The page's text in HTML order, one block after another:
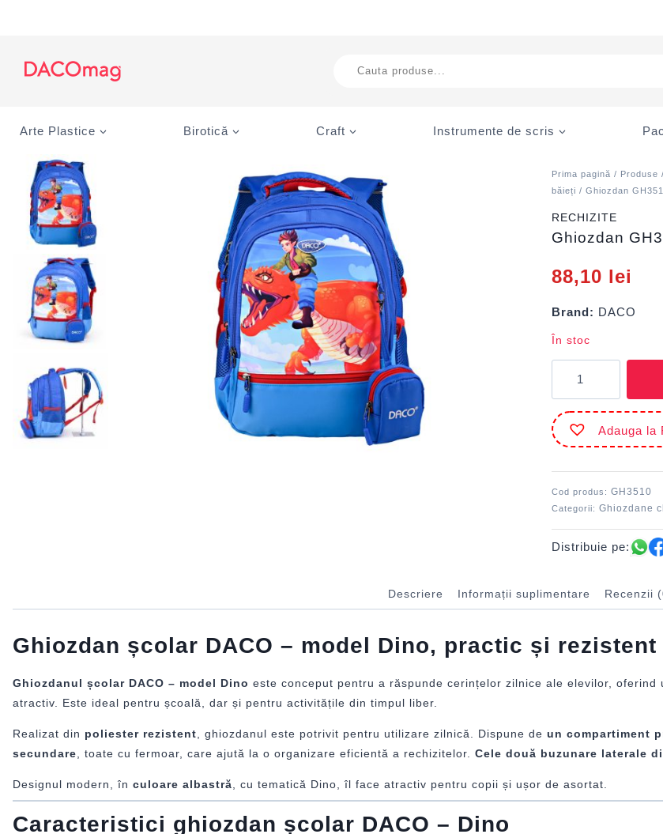
search
Arte Plastice Birotică Craft Instrumente de scris
Prima pagină / Produse /
băieți / Ghiozdan
RECHIZITE
Ghiozdan
88,10 lei
Brand: DACO
În stoc
Ghiozdan
GH3510
DACO
38
cm
Adauga la
Cod produs:GH3510
Categorii:Ghiozdane
Distribuie pe:
Descriere Informații suplimentare Recenzii
Ghiozdan școlar DACO – model Dino, practic și rezistent
Ghiozdanul școlar DACO – model Dino este conceput pentru a răspunde cerințelor zilnice ale elevilor,
atractiv. Este ideal pentru școală, dar și pentru activitățile din timpul liber.
Realizat din poliester rezistent , ghiozdanul este potrivit pentru utilizare zilnică. Dispune de un compartiment
secundare , toate cu fermoar, care ajută la o organizare eficientă a rechizitelor. Cele două buzunare laterale
Designul modern, în culoare albastră , cu tematică Dino, îl face atractiv pentru copii și ușor de asortat.
Caracteristici ghiozdan școlar DACO – Dino